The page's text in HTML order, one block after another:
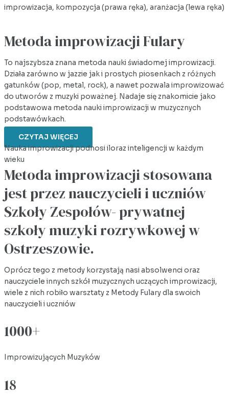
improwizacja, kompozycja (prawa ręka), aranżacja (lewa ręka)
Metoda improwizacji Fulary
To najszybsza znana metoda nauki świadomej improwizacji.
Działa zarówno w jazzie jak i prostych piosenkach z różnych
gatunków (pop, metal, rock), a nawet pozwala improwizować
do utworów z muzyki poważnej. Nadaje się znakomicie jako
podstawowa metoda nauki improwizacji w muzycznych
podstawówkach.
CZYTAJ WIĘCEJ
Nauka improwizacji podnosi iloraz inteligencji w każdym
wieku
Metoda improwizacji stosowana
jest przez nauczycieli i uczniów
Szkoły Zespołów- prywatnej
szkoły muzyki rozrywkowej w
Ostrzeszowie.
Oprócz tego z metody korzystają nasi absolwenci oraz
nauczyciele innych szkół muzycznych uczących improwizacji,
wiele z nich robiło warsztaty z Metody Fulary dla swoich
nauczycieli i uczniów
1000+
Improwizujących Muzyków
18